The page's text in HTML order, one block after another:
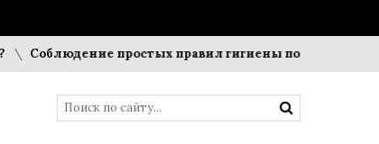
Соблюдение простых правил гигиены помогает